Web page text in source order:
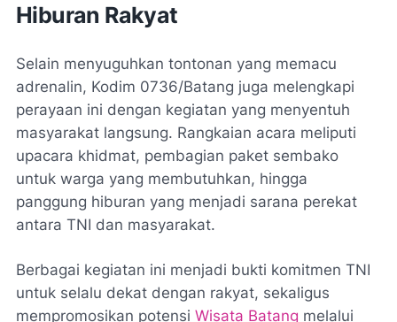
Hiburan Rakyat
Selain menyuguhkan tontonan yang memacu
adrenalin, Kodim 0736/Batang juga melengkapi
perayaan ini dengan kegiatan yang menyentuh
masyarakat langsung. Rangkaian acara meliputi
upacara khidmat, pembagian paket sembako
untuk warga yang membutuhkan, hingga
panggung hiburan yang menjadi sarana perekat
antara TNI dan masyarakat.
Berbagai kegiatan ini menjadi bukti komitmen TNI
untuk selalu dekat dengan rakyat, sekaligus
mempromosikan potensi Wisata Batang melalui